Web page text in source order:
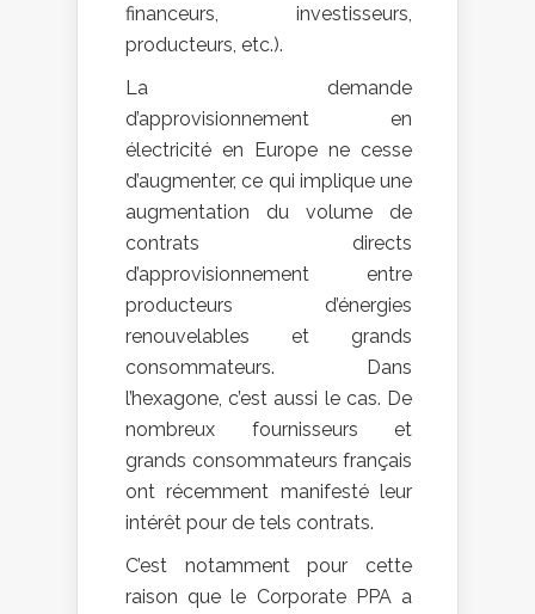
financeurs, investisseurs,
producteurs, etc.).
La demande
d’approvisionnement en
électricité en Europe ne cesse
d’augmenter, ce qui implique une
augmentation du volume de
contrats directs
d’approvisionnement entre
producteurs d’énergies
renouvelables et grands
consommateurs. Dans
l’hexagone, c’est aussi le cas. De
nombreux fournisseurs et
grands consommateurs français
ont récemment manifesté leur
intérêt pour de tels contrats.
C’est notamment pour cette
raison que le Corporate PPA a